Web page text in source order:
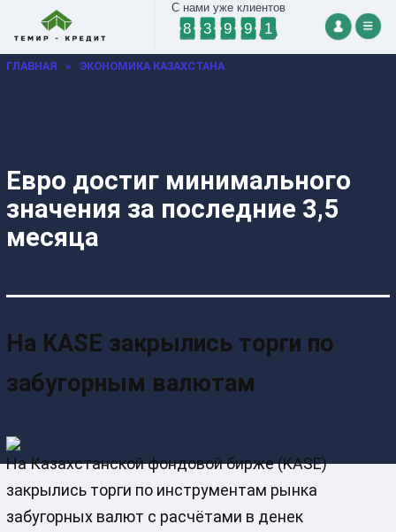
С нами уже клиентов
8 3 9 9 1
ГЛАВНАЯ » ЭКОНОМИКА КАЗАХСТАНА
Евро достиг минимального
значения за последние 3,5
месяца
На KASE закрылись торги по
забугорным валютам
На Казахстанской фондовой бирже (KASE)
закрылись торги по инструментам рынка
забугорных валют с расчётами в денек